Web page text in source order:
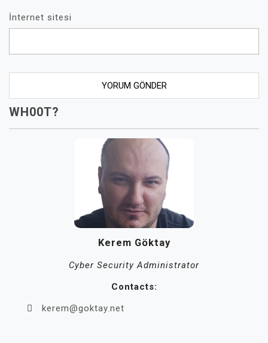
İnternet sitesi
WH00T?
Kerem Göktay
Cyber Security Administrator
Contacts:
kerem@goktay.net